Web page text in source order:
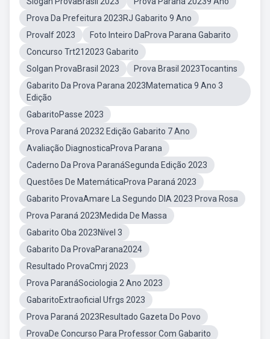
Prova Da Prefeitura 2023RJ Gabarito 9 Ano
ProvaIf 2023
Foto Inteiro DaProva Parana Gabarito
Concurso Trt212023 Gabarito
Solgan ProvaBrasil 2023
Prova Brasil 2023Tocantins
Gabarito Da Prova Parana 2023Matematica 9 Ano 3
Edição
GabaritoPasse 2023
Prova Paraná 20232 Edição Gabarito 7 Ano
Avaliação DiagnosticaProva Parana
Caderno Da Prova ParanáSegunda Edição 2023
Questões De MatemáticaProva Paraná 2023
Gabarito ProvaAmare La Segundo DIA 2023 Prova Rosa
Prova Paraná 2023Medida De Massa
Gabarito Oba 2023Nível 3
Gabarito Da ProvaParana2024
Resultado ProvaCmrj 2023
Prova ParanáSociologia 2 Ano 2023
GabaritoExtraoficial Ufrgs 2023
Prova Paraná 2023Resultado Gazeta Do Povo
ProvaDe Concurso Para Professor Com Gabarito